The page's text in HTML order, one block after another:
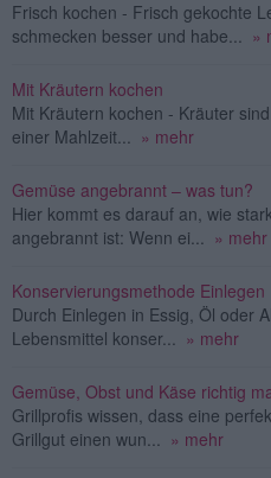
Frisch kochen - Frisch gekochte
schmecken besser und habe...
»
Mit Kräutern kochen
Mit Kräutern kochen - Kräuter
einer Mahlzeit...
» mehr
Gemüse angebrannt – was tun?
Hier kommt es darauf an, wie
angebrannt ist: Wenn ei...
» mehr
Konservierungsmethode Einlegen
Durch Einlegen in Essig, Öl oder
Lebensmittel konser...
» mehr
Gemüse, Obst und Käse richtig
Grillprofis wissen, dass eine
Grillgut einen wun...
» mehr